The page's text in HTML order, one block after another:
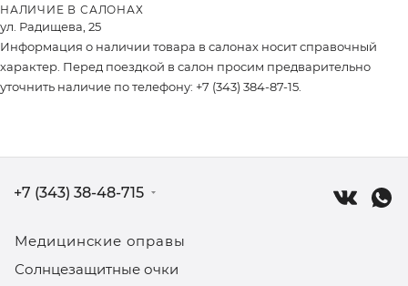
НАЛИЧИЕ В САЛОНАХ
ул. Радищева, 25
Информация о наличии товара в салонах носит справочный
характер. Перед поездкой в салон просим предварительно
уточнить наличие по телефону: +7 (343) 384-87-15.
Медицинские оправы
Солнцезащитные очки
+7 (343) 38-48-715